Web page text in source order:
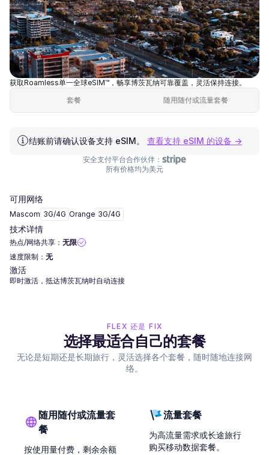
获取Roamless单一全球eSIM™，畅享博茨瓦纳可靠覆盖，灵活保持连接。
套餐
随用随付或流量套餐
结账前请确认设备支持 eSIM。 查看支持 eSIM 的设备 →
安全支付平台合作伙伴：
所有价格均为美元
可用网络
Mascom 3G/4G Orange 3G/4G
技术详情
热点/网络共享： 无限
速度限制： 无
激活
即时激活，抵达博茨瓦纳时自动连接
FLEX 还是 FIX
选择最适合自己的套餐
无论是短期还是长期旅行，灵活选择各个套餐，随时随地连接网
络。
随用随付或流量套
餐
按使用量付费，剩余余额
流量套餐
为高流量需求或长途旅行
购买移动数据套餐。